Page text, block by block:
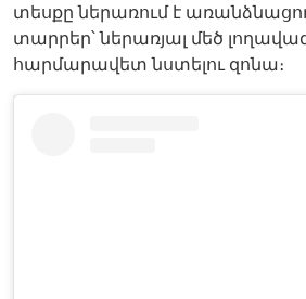
տեսքը ներառում է
տարրեր՝ ներառյալ մեծ
հարմարավետ նստելու զոնա։